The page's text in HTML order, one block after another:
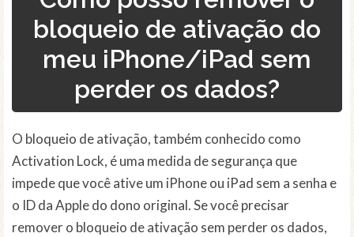
bloqueio de ativação do
meu iPhone/iPad sem
perder os dados?
O bloqueio de ativação, também conhecido como
Activation Lock, é uma medida de segurança que
impede que você ative um iPhone ou iPad sem a senha e
o ID da Apple do dono original. Se você precisar
remover o bloqueio de ativação sem perder os dados,